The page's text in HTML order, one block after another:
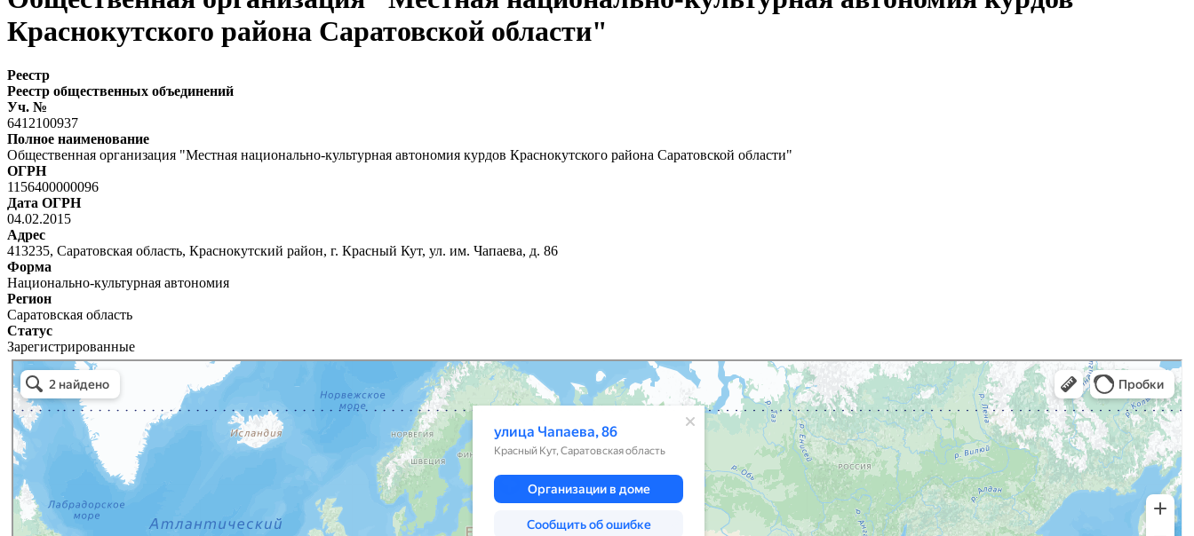
Краснокутского района Саратовской области"
Реестр
Реестр общественных объединений
Уч. №
6412100937
Полное наименование
Общественная организация "Местная национально-культурная автономия курдов Краснокутского района Саратовской области"
ОГРН
1156400000096
Дата ОГРН
04.02.2015
Адрес
413235, Саратовская область, Краснокутский район, г. Красный Кут, ул. им. Чапаева, д. 86
Форма
Национально-культурная автономия
Регион
Саратовская область
Статус
Зарегистрированные